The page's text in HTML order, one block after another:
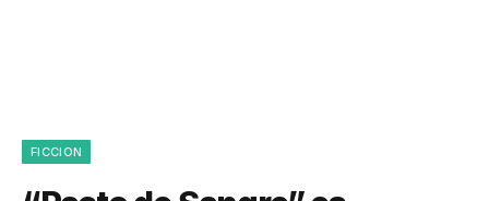
FICCION